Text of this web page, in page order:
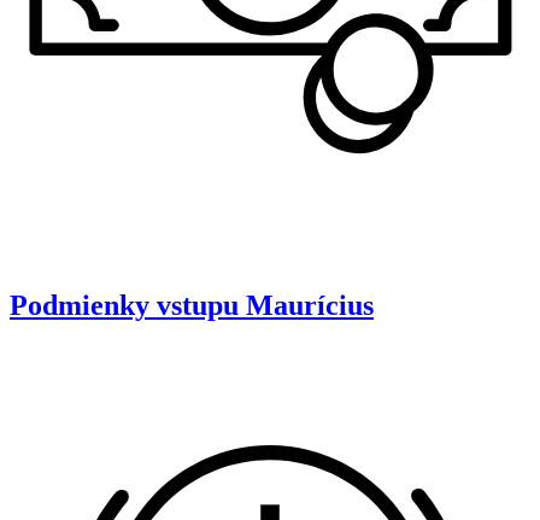
Podmienky vstupu Maurícius